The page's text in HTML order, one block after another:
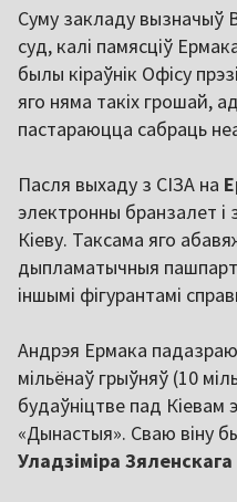
Суму закладу
суд, калі памясціў
былы кіраўнік Офісу
яго няма такіх грошай,
пастараюцца сабраць
Пасля выхаду з СІЗА на
электронны бранзалет
Кіеву. Таксама яго
дыпламатычныя
іншымі фігурантамі
Андрэя Ермака
мільёнаў грыўняў (10
будаўніцтве пад Кіевам
«Дынастыя». Сваю віну
Уладзіміра Зяленскага